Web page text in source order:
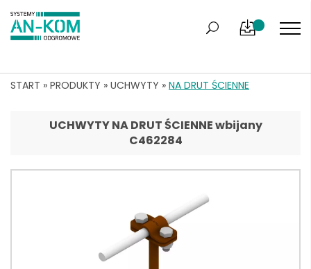
START » PRODUKTY » UCHWYTY » NA DRUT ŚCIENNE
UCHWYTY NA DRUT ŚCIENNE wbijany
C462284